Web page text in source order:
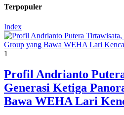
Terpopuler
Index
1
Profil Andrianto
Generasi Ketiga
Bawa WEHA Lari